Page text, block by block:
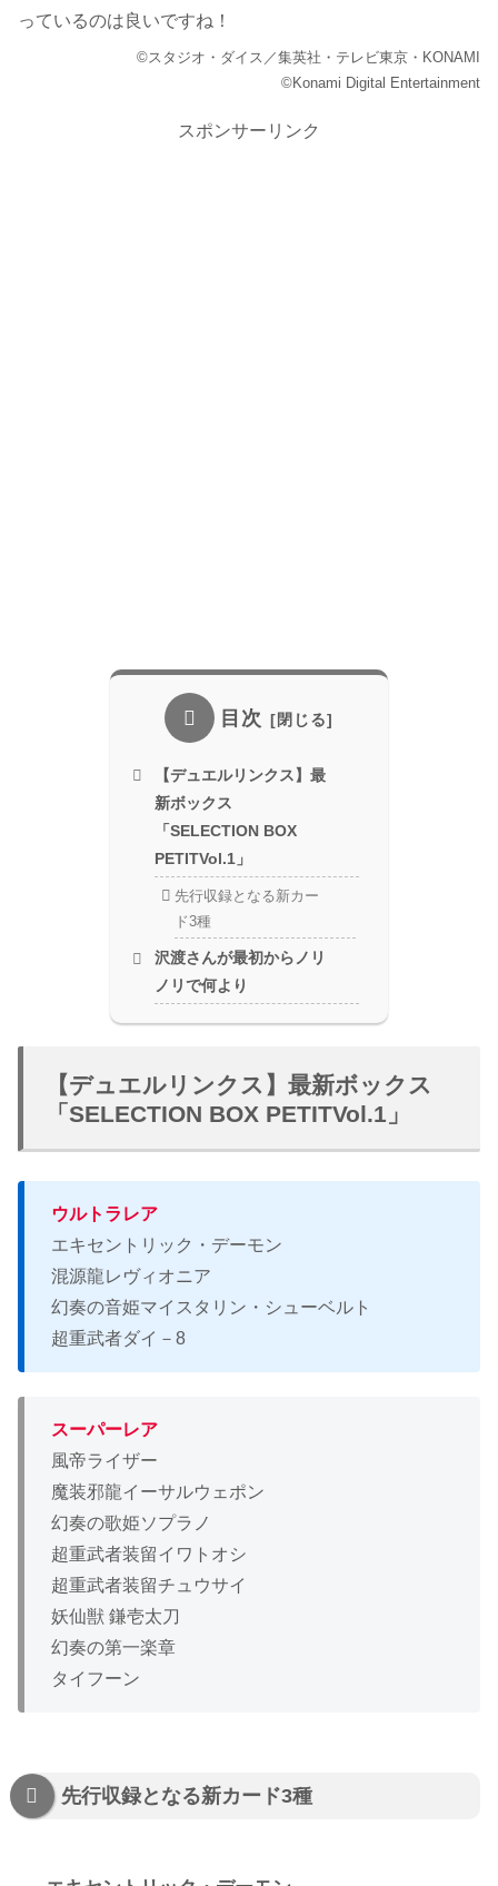
っているのは良いですね！
©スタジオ・ダイス／集英社・テレビ東京・KONAMI
©Konami Digital Entertainment
スポンサーリンク
目次
【デュエルリンクス】最
新ボックス
「SELECTION BOX
PETITVol.1」
先行収録となる新カー
ド3種
沢渡さんが最初からノリ
ノリで何より
【デュエルリンクス】最新ボックス
「SELECTION BOX PETITVol.1」
ウルトラレア
エキセントリック・デーモン
混源龍レヴィオニア
幻奏の音姫マイスタリン・シューベルト
超重武者ダイ－8
スーパーレア
風帝ライザー
魔装邪龍イーサルウェポン
幻奏の歌姫ソプラノ
超重武者装留イワトオシ
超重武者装留チュウサイ
妖仙獣 鎌壱太刀
幻奏の第一楽章
タイフーン
先行収録となる新カード3種